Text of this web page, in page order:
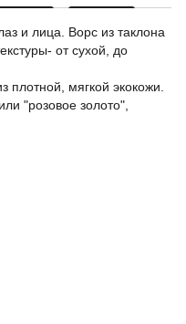
и лица. Ворс из таклона
от сухой, до
плотной, мягкой экокожи.
"розовое золото",